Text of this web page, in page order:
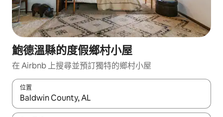
鮑德溫縣的度假鄉村小屋
在 Airbnb 上搜尋並預訂獨特的鄉村小屋
位置
如有搜尋結果，瀏覽內容時請使用上下箭頭，或輕點、滑動裝置。